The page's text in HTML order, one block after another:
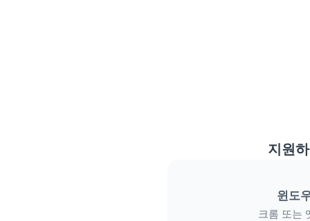
지원
윈도
크롬 또는